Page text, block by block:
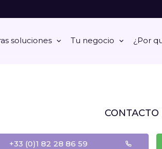
soluciones Tu negocio ¿Por
+33 (0)1 82 28 86 59